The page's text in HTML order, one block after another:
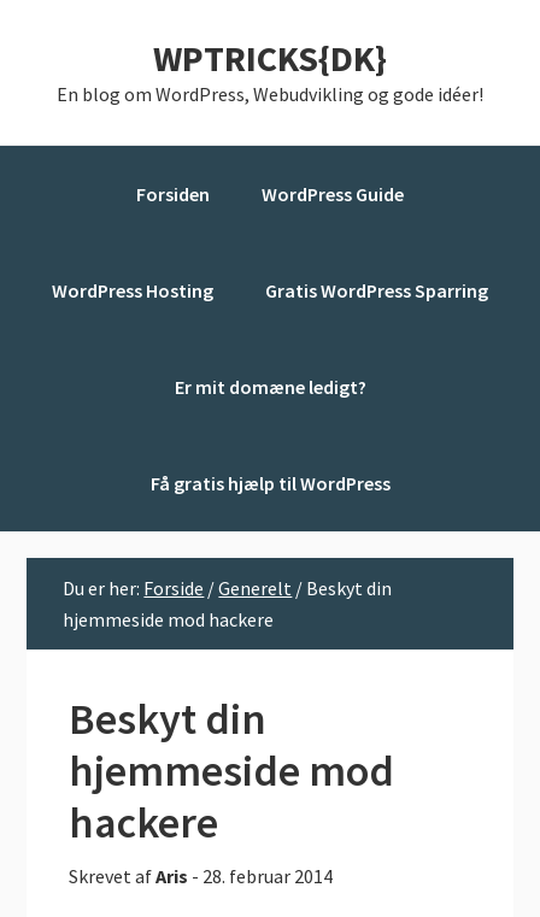
indhold
WPTRICKS{DK}
En blog om WordPress, Webudvikling og gode idéer!
Forsiden WordPress Guide
WordPress Hosting Gratis WordPress Sparring
Er mit domæne ledigt?
Få gratis hjælp til WordPress
Du er her: Forside /Generelt / Beskyt din
hjemmeside mod hackere
Beskyt din
hjemmeside mod
hackere
Skrevet afAris - 28. februar 2014